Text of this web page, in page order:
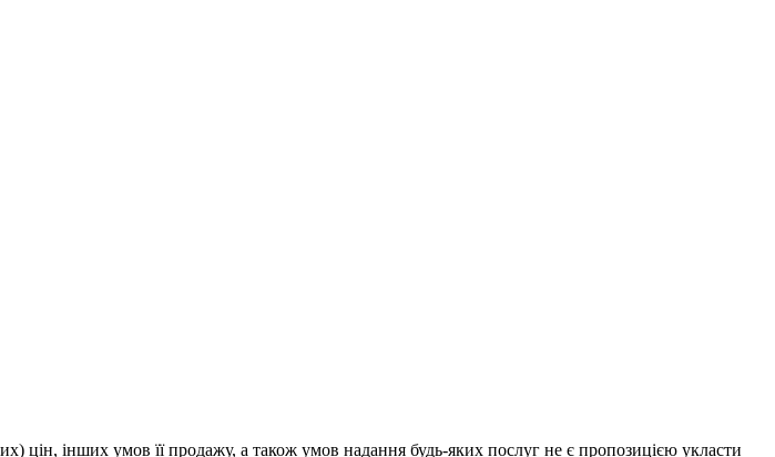
цін, інших умов її продажу, а також умов надання будь-яких послуг не є пропозицією укласти